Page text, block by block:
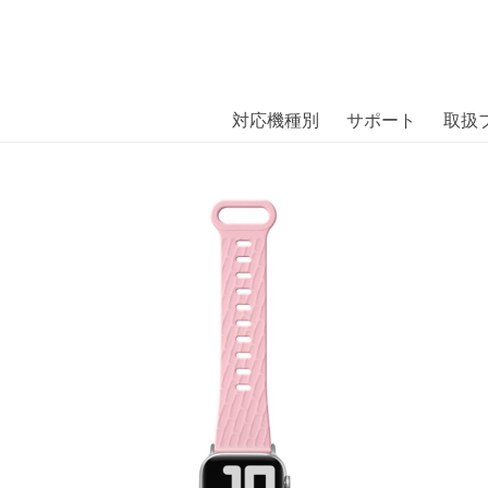
対応機種別 サポート 取扱